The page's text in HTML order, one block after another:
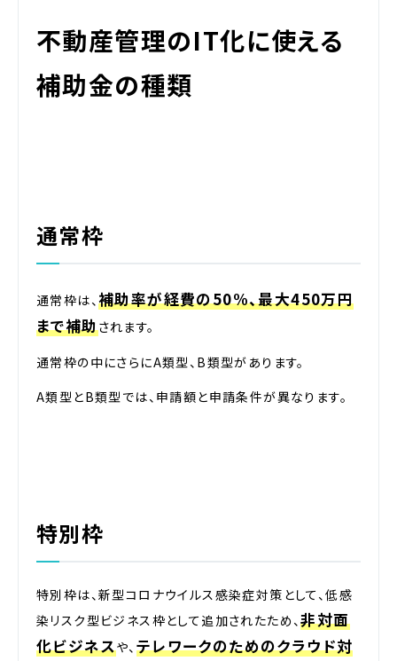
不動産管理のIT化に使える
補助金の種類
通常枠
通常枠は、補助率が経費の50%、最大450万円
まで補助されます。
通常枠の中にさらにA類型、B類型があります。
A類型とB類型では、申請額と申請条件が異なります。
特別枠
特別枠は、新型コロナウイルス感染症対策として、低感
染リスク型ビジネス枠として追加されたため、非対面
化ビジネスや、 テレワークのためのクラウド対